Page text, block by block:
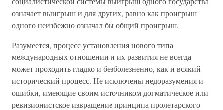
означает выигрыш и для других, равно как проигрыш
одного неизбежно означал бы общий проигрыш.
Разумеется, процесс установления нового типа
международных отношений и их развития не всегда
может проходить гладко и безболезненно, как и всякий
исторический процесс. Не исключены недоразумения и
ошибки, имеющие своим источником догматическое или
ревизионистское извращение принципа пролетарского